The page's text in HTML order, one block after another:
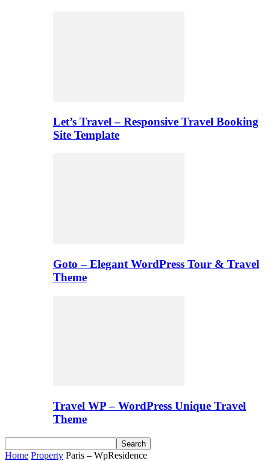
Let’s Travel – Responsive Travel Booking
Site Template
Goto – Elegant WordPress Tour & Travel
Theme
Travel WP – WordPress Unique Travel
Theme
Home Property Paris – WpResidence